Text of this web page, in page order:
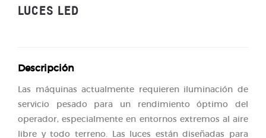
LUCES LED
Descripción
Las máquinas actualmente requieren iluminación de
servicio pesado para un rendimiento óptimo del
operador, especialmente en entornos extremos al aire
libre y todo terreno. Las luces están diseñadas para